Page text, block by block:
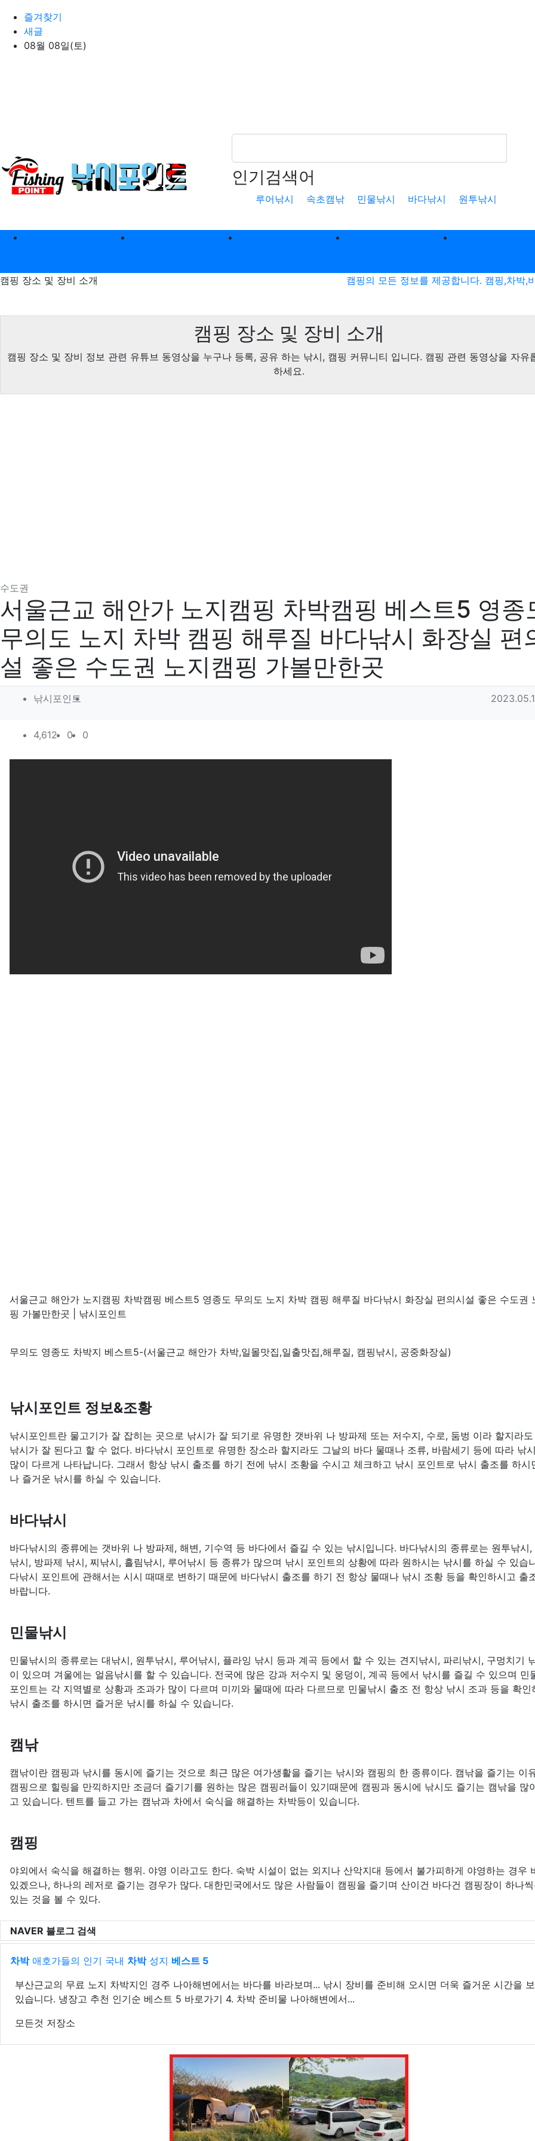
상단 네비
즐겨찾기
새글
08월 08일(토)
인기검색어
루어낚시 속초캠낚 민물낚시 바다낚시 원투낚시
메인 메뉴
캠핑 장소 및 장비 소개 캠핑의 모든 정보를 제공합니다. 캠핑,차박,
캠핑 장소 및 장비 소개
캠핑 장소 및 장비 정보 관련 유튜브 동영상을 누구나 등록, 공유 하는 낚시, 캠핑 커뮤니티 입니다. 캠핑 관련 동영상을 자유
하세요.
수도권
서울근교 해안가 노지캠핑 차박캠핑 베스트5 영종
무의도 노지 차박 캠핑 해루질 바다낚시 화장실 편
설 좋은 수도권 노지캠핑 가볼만한곳
작성자 정보
낚시포인트 작성일
컨텐츠 정보
4,612조회
0추천
0
서울근교 해안가 노지캠핑 차박캠핑 베스트5 영종도 무의도 노지 차박 캠핑 해루질 바다낚시 화장실 편의시설 좋은 수도권
핑 가볼만한곳 | 낚시포인트
무의도 영종도 차박지 베스트5-(서울근교 해안가 차박,일몰맛집,일출맛집,해루질, 캠핑낚시, 공중화장실)
낚시포인트 정보&조황
낚시포인트란 물고기가 잘 잡히는 곳으로 낚시가 잘 되기로 유명한 갯바위 나 방파제 또는 저수지, 수로, 둠벙 이라 할지라
낚시가 잘 된다고 할 수 없다. 바다낚시 포인트로 유명한 장소라 할지라도 그날의 바다 물때나 조류, 바람세기 등에 따라 낚
많이 다르게 나타납니다. 그래서 항상 낚시 출조를 하기 전에 낚시 조황을 수시고 체크하고 낚시 포인트로 낚시 출조를 하시
나 즐거운 낚시를 하실 수 있습니다.
바다낚시
바다낚시의 종류에는 갯바위 나 방파제, 해변, 기수역 등 바다에서 즐길 수 있는 낚시입니다. 바다낚시의 종류로는 원투낚시,
낚시, 방파제 낚시, 찌낚시, 흘림낚시, 루어낚시 등 종류가 많으며 낚시 포인트의 상황에 따라 원하시는 낚시를 하실 수 있습
다낚시 포인트에 관해서는 시시 때때로 변하기 때문에 바다낚시 출조를 하기 전 항상 물때나 낚시 조황 등을 확인하시고 출
바랍니다.
민물낚시
민물낚시의 종류로는 대낚시, 원투낚시, 루어낚시, 플라잉 낚시 등과 계곡 등에서 할 수 있는 견지낚시, 파리낚시, 구멍치기
이 있으며 겨울에는 얼음낚시를 할 수 있습니다. 전국에 많은 강과 저수지 및 웅덩이, 계곡 등에서 낚시를 즐길 수 있으며 민
포인트는 각 지역별로 상황과 조과가 많이 다르며 미끼와 물때에 따라 다르므로 민물낚시 출조 전 항상 낚시 조과 등을 확인
낚시 출조를 하시면 즐거운 낚시를 하실 수 있습니다.
캠낚
캠낚이란 캠핑과 낚시를 동시에 즐기는 것으로 최근 많은 여가생활을 즐기는 낚시와 캠핑의 한 종류이다. 캠낚을 즐기는 이
캠핑으로 힐링을 만끽하지만 조금더 즐기기를 원하는 많은 캠핑러들이 있기때문에 캠핑과 동시에 낚시도 즐기는 캠낚을 많
고 있습니다. 텐트를 들고 가는 캠낚과 차에서 숙식을 해결하는 차박등이 있습니다.
캠핑
야외에서 숙식을 해결하는 행위. 야영 이라고도 한다. 숙박 시설이 없는 외지나 산악지대 등에서 불가피하게 야영하는 경우
있겠으나, 하나의 레저로 즐기는 경우가 많다. 대한민국에서도 많은 사람들이 캠핑을 즐기며 산이건 바다건 캠핑장이 하나
있는 것을 볼 수 있다.
NAVER 블로그 검색
차박애호가들의 인기 국내 차박성지 베스트 5
부산근교의 무료 노지 차박지인 경주 나아해변에서는 바다를 바라보며... 낚시 장비를 준비해 오시면 더욱 즐거운 시간을
있습니다. 냉장고 추천 인기순 베스트 5 바로가기 4. 차박 준비물 나아해변에서...
모든것 저장소